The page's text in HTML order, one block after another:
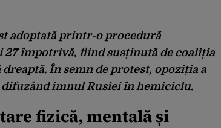
adoptată printr-o procedură
27 împotrivă, fiind susținută de coaliția
În semn de protest, opoziția a
imnul Rusiei în hemiciclu.
fizică, mentală și